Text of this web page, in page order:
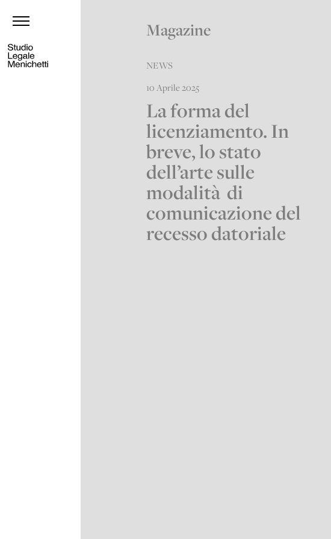
Magazine
NEWS
10 Aprile 2025
La forma del
licenziamento. In
breve, lo stato
dell’arte sulle
modalità di
comunicazione del
recesso datoriale